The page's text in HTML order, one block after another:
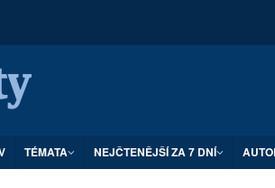
TÉMATA NEJČTENĚJŠÍ ZA 7 DNÍ